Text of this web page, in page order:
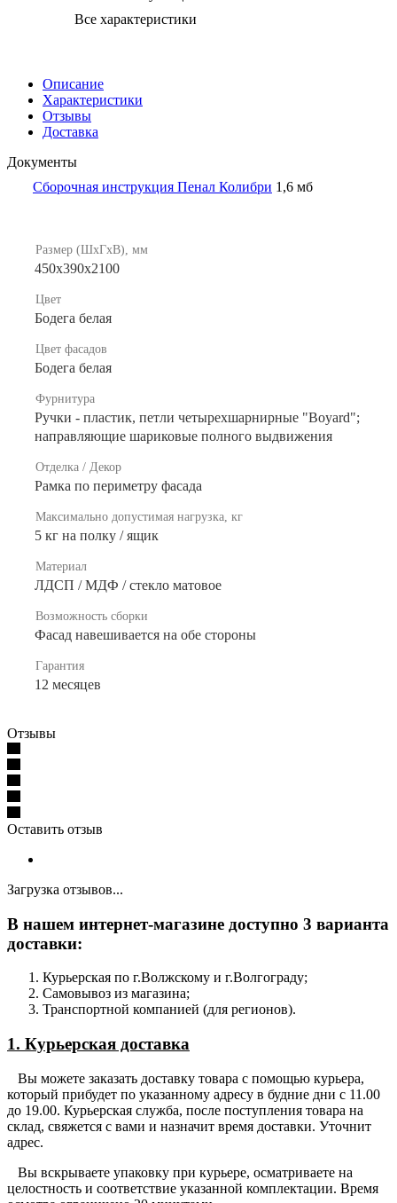
Все характеристики
Описание
Характеристики
Отзывы
Доставка
Документы
Сборочная инструкция Пенал Колибри 1,6 мб
Размер (ШхГхВ), мм
450х390х2100
Цвет
Бодега белая
Цвет фасадов
Бодега белая
Фурнитура
Ручки - пластик, петли четырехшарнирные "Boyard";
направляющие шариковые полного выдвижения
Отделка / Декор
Рамка по периметру фасада
Максимально допустимая нагрузка, кг
5 кг на полку / ящик
Материал
ЛДСП / МДФ / стекло матовое
Возможность сборки
Фасад навешивается на обе стороны
Гарантия
12 месяцев
Отзывы
Оставить отзыв
Загрузка отзывов...
В нашем интернет-магазине доступно 3 варианта
доставки:
Курьерская по г.Волжскому и г.Волгограду;
Самовывоз из магазина;
Транспортной компанией (для регионов).
1. Курьерская доставка
Вы можете заказать доставку товара с помощью курьера,
который прибудет по указанному адресу в будние дни с 11.00
до 19.00. Курьерская служба, после поступления товара на
склад, свяжется с вами и назначит время доставки. Уточнит
адрес.
Вы вскрываете упаковку при курьере, осматриваете на
целостность и соответствие указанной комплектации. Время